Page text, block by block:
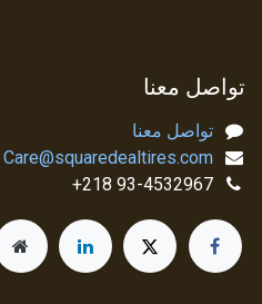
تواصل معنا
تواصل معنا
Care@squaredealtires.com
93-4532967 218+